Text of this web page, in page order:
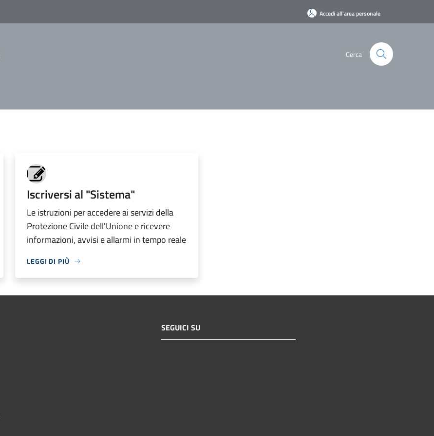
Accedi all'area personale
Cerca
Iscriversi al "Sistema"
Le istruzioni per accedere ai servizi della
Protezione Civile dell'Unione e ricevere
informazioni, avvisi e allarmi in tempo reale
LEGGI DI PIÙ
SEGUICI SU